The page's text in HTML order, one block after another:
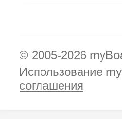
© 2005-2026
Использование
соглашения